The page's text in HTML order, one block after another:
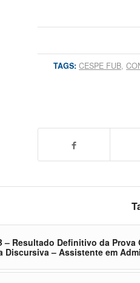
TAGS: CESPE FUB,
– Resultado Definitivo da Prova
Discursiva – Assistente em